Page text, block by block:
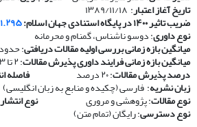
تاریخ آغاز اعتبار: ۱۳۸۹/۱۱/۱۸
ضریب تاثیر ۱۴۰۰ در پایگاه استنادی جهان اسلام: ۱.۲۹۵
نوع داوری: دوسو ناشناس، گمنام و محرمانه
​​​​​​​میانگین بازه زمانی بررسی اولیه مقالات دریافتی: حدود ۱۰ روز
​​​​​​​میانگین بازه زمانی فرایند داوری پذیرش مقالات: ۲ تا ۳ ماه، حداقل دو داور
درصد پذیرش مقالات: ۲۰ درصد ​​​​​​​فاصله
زبان نشریه: فارسی (چکیده و منابع به زبان انگلیسی)
​​​​​​​نوع مقالات: پژوهشی و مروری ​​​​​​​نوع انتشار
​​​​​​​نوع دسترسی: رایگان (تمام متن)